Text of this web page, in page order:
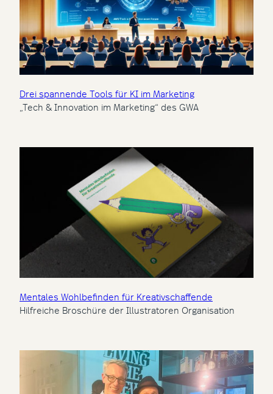
Drei spannende Tools für KI im Marketing
„Tech & Innovation im Marketing“ des GWA
Mentales Wohlbefinden für Kreativschaffende
Hilfreiche Broschüre der Illustratoren Organisation